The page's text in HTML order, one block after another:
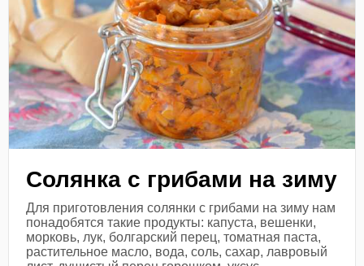
Солянка с грибами на зиму
Для приготовления солянки с грибами на зиму нам
понадобятся такие продукты: капуста, вешенки,
морковь, лук, болгарский перец, томатная паста,
растительное масло, вода, соль, сахар, лавровый